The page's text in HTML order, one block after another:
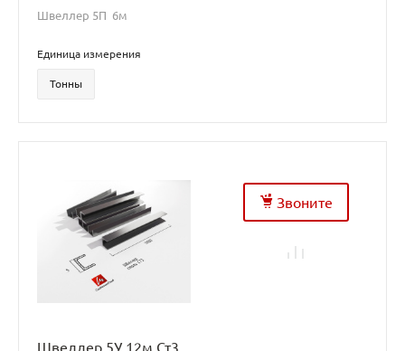
Швеллер 5П 6м
Единица измерения
Тонны
Звоните